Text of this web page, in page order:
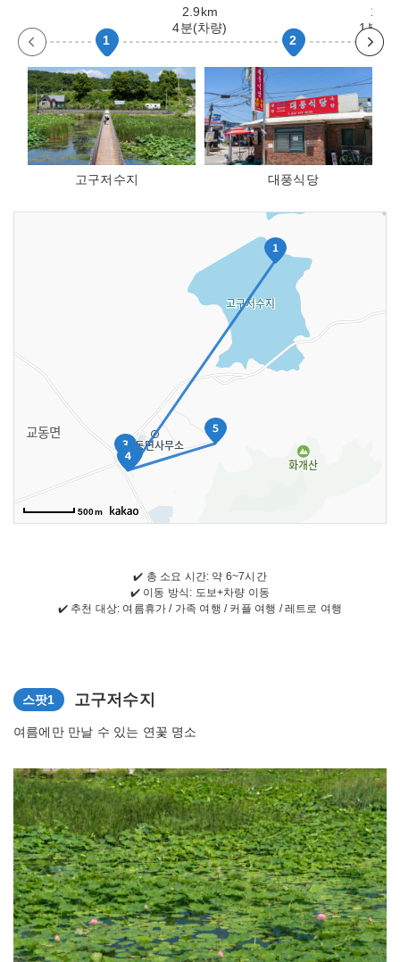
전
슬
라
이
드
이
동
1
2.9km
4분(차량)
고구저수지
2
1분(도
대풍식당
음
라
이
이
동
500m
✔️ 총 소요 시간: 약 6~7시간
✔️ 이동 방식: 도보+차량 이동
✔️ 추천 대상: 여름휴가 / 가족 여행 / 커플 여행 / 레트로 여행
스팟1 고구저수지
여름에만 만날 수 있는 연꽃 명소